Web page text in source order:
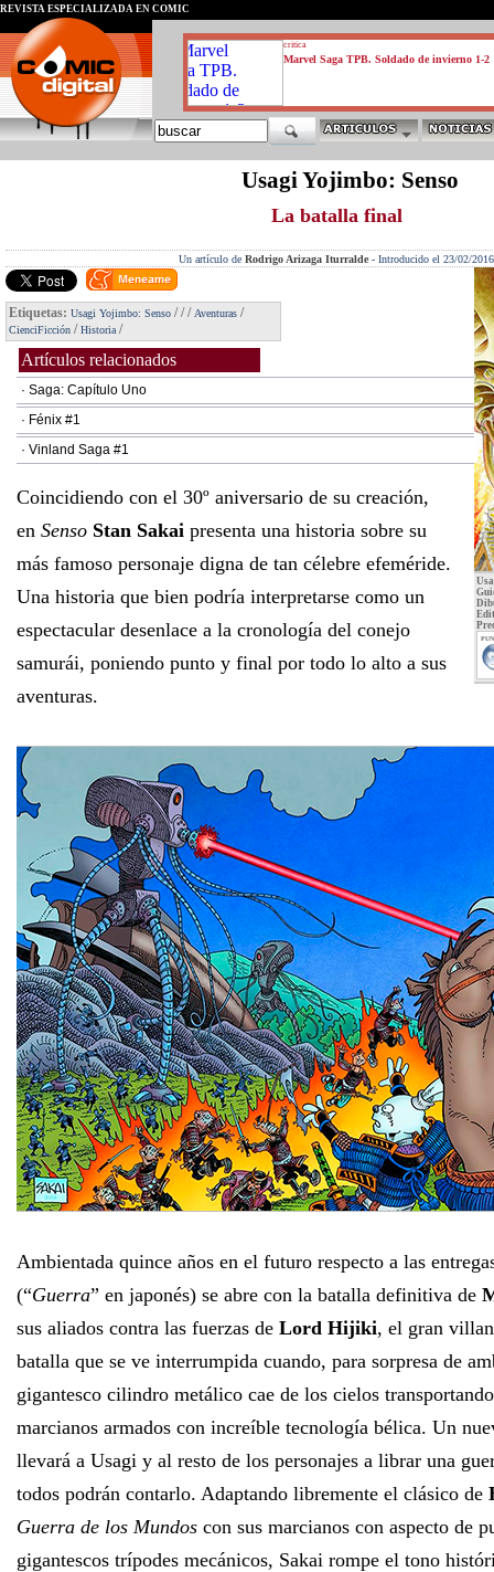
critica
Marvel Saga TPB. Soldado de invierno 1-2
REVISTA ESPECIALIZADA EN CÓMIC
Usagi Yojimbo: Senso
La batalla final
Un artículo de Rodrigo Arizaga Iturralde - Introducido el 23/02/2016
Etiquetas: Usagi Yojimbo: Senso /// Aventuras /
CienciFicción /Historia /
Artículos relacionados
· Saga: Capítulo Uno
· Fénix #1
· Vinland Saga #1
Coincidiendo con el 30º aniversario de su creación,
en Senso Stan Sakai presenta una historia sobre su
más famoso personaje digna de tan célebre efeméride.
Una historia que bien podría interpretarse como un
espectacular desenlace a la cronología del conejo
samurái, poniendo punto y final por todo lo alto a sus
aventuras.
Ambientada quince años en el futuro respecto a las
(“Guerra” en japonés) se abre con la batalla definitiva de
sus aliados contra las fuerzas de Lord Hijiki, el gran
batalla que se ve interrumpida cuando, para sorpresa de
gigantesco cilindro metálico cae de los cielos
marcianos armados con increíble tecnología bélica. Un
llevará a Usagi y al resto de los personajes a librar una
todos podrán contarlo. Adaptando libremente el clásico de
Guerra de los Mundos con sus marcianos con aspecto de
gigantescos trípodes mecánicos, Sakai rompe el tono